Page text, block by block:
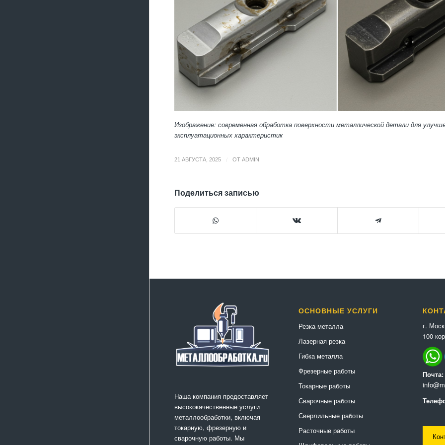
Изображение: современная обработка поверхности металлической детали для
эксплуатационных характеристик
21 АВГУСТА, 2025 ОТ ADMIN
Поделиться записью
Наша компания предоставляет
высококачественные услуги
металлообработки, включая
токарную, фрезерную и
сварочную работы. Мы
ОСНОВНЫЕ УСЛУГИ
Резка металла
Лазерная резка
Гибка металла
Фрезерные работы
Токарные работы
Сварочные работы
Сверлильные работы
Расточные работы
г.
100
Почта: